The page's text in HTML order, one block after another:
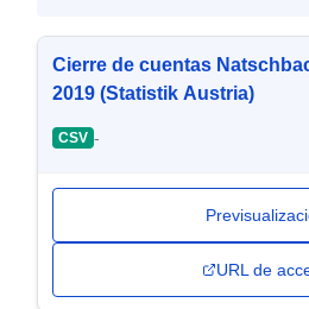
Cierre de cuentas
2019 (Statistik Austria)
CSV -
URL de